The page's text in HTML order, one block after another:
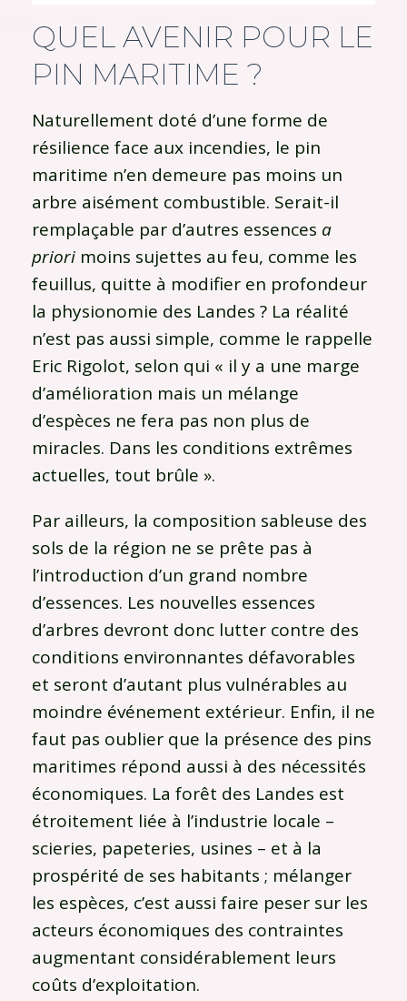
QUEL AVENIR POUR LE
PIN MARITIME ?
Naturellement doté d’une forme de
résilience face aux incendies, le pin
maritime n’en demeure pas moins un
arbre aisément combustible. Serait-il
remplaçable par d’autres essences a
priori moins sujettes au feu, comme les
feuillus, quitte à modifier en profondeur
la physionomie des Landes ? La réalité
n’est pas aussi simple, comme le rappelle
Eric Rigolot, selon qui « il y a une marge
d’amélioration mais un mélange
d’espèces ne fera pas non plus de
miracles. Dans les conditions extrêmes
actuelles, tout brûle ».
Par ailleurs, la composition sableuse des
sols de la région ne se prête pas à
l’introduction d’un grand nombre
d’essences. Les nouvelles essences
d’arbres devront donc lutter contre des
conditions environnantes défavorables
et seront d’autant plus vulnérables au
moindre événement extérieur. Enfin, il ne
faut pas oublier que la présence des pins
maritimes répond aussi à des nécessités
économiques. La forêt des Landes est
étroitement liée à l’industrie locale –
scieries, papeteries, usines – et à la
prospérité de ses habitants ; mélanger
les espèces, c’est aussi faire peser sur les
acteurs économiques des contraintes
augmentant considérablement leurs
coûts d’exploitation.